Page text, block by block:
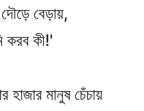
বেড়ায়,
কী!'
মানুষ চেঁচায়